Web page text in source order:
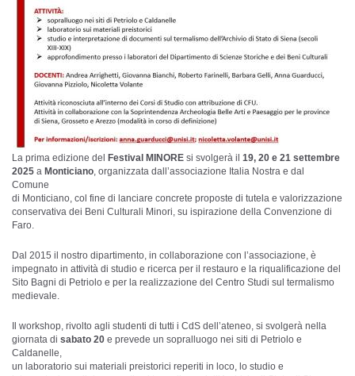
La prima edizione del Festival MINORE si svolgerà il 19, 20 e 21 settembre
2025 a Monticiano , organizzata dall’associazione Italia Nostra e dal
Comune
di Monticiano, col fine di lanciare concrete proposte di tutela e valorizzazione
conservativa dei Beni Culturali Minori, su ispirazione della Convenzione di
Faro.
Dal 2015 il nostro dipartimento, in collaborazione con l’associazione, è
impegnato in attività di studio e ricerca per il restauro e la riqualificazione del
Sito Bagni di Petriolo e per la realizzazione del Centro Studi sul termalismo
medievale.
Il workshop, rivolto agli studenti di tutti i CdS dell’ateneo, si svolgerà nella
giornata di sabato 20 e prevede un sopralluogo nei siti di Petriolo e
Caldanelle,
un laboratorio sui materiali preistorici reperiti in loco, lo studio e